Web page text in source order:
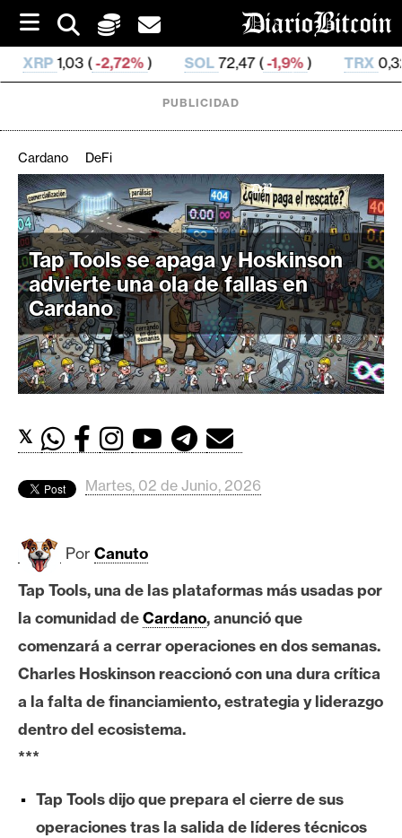
i
t
o
SOL72,47 (-1,9% TRX0,326 935 ( -0,06%)
C
r
i
p
t
o
M
e
r
d
s
B
t
c
o
i
n
h
e
PUBLICIDAD
Cardano DeFi
Tap Tools se apaga y Hoskinson
advierte una ola de fallas en
Cardano
𝕏
Martes, 02 de Junio, 2026
Por Canuto
Tap Tools, una de las plataformas más usadas por
la comunidad deCardano, anunció que
comenzará a cerrar operaciones en dos semanas.
Charles Hoskinson reaccionó con una dura crítica
a la falta de financiamiento, estrategia y liderazgo
dentro del ecosistema.
***
Tap Tools dijo que prepara el cierre de sus
operaciones tras la salida de líderes técnicos